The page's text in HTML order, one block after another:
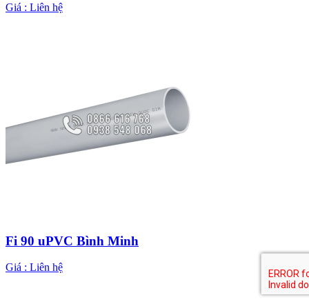
Giá : Liên hệ
Fi 90 uPVC Bình Minh
Giá : Liên hệ